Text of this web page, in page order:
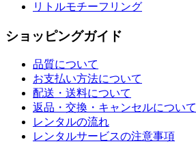
リトルモチーフリング
ショッピングガイド
品質について
お支払い方法について
配送・送料について
返品・交換・キャンセルについて
レンタルの流れ
レンタルサービスの注意事項